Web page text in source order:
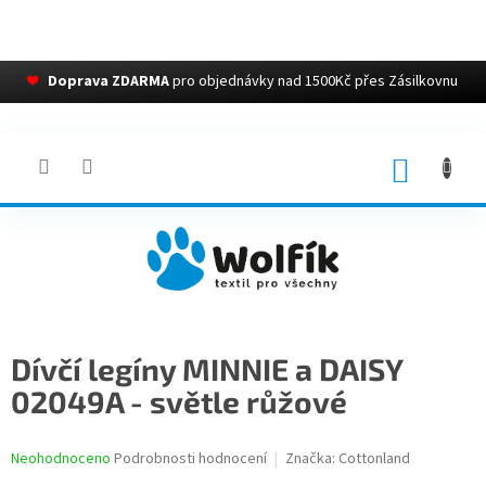
❤ Doprava ZDARMApro objednávky nad 1500Kč přes Zásilkovnu
Dívčí legíny MINNIE a DAISY
02049A - světle růžové
Průměrné
Neohodnoceno Podrobnosti hodnocení Značka: Cottonland